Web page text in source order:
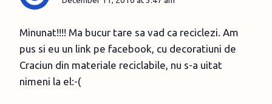
Minunat!!!! Ma bucur tare sa vad ca reciclezi. Am
pus si eu un link pe facebook, cu decoratiuni de
Craciun din materiale reciclabile, nu s-a uitat
nimeni la el:-(